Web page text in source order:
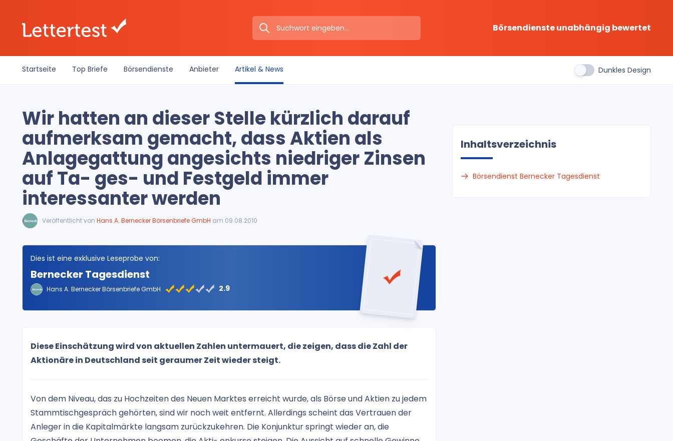
Börsendienste unabhängig bewertet
Startseite Top Briefe Börsendienste Anbieter Artikel & News Dunkles Design
Wir hatten an dieser Stelle kürzlich darauf
aufmerksam gemacht, dass Aktien als
Anlagegattung angesichts niedriger Zinsen
auf Ta- ges- und Festgeld immer
interessanter werden
Veröffentlicht von Hans A. Bernecker Börsenbriefe GmbH am 09.08.2010
Dies ist eine exklusive Leseprobe von:
Bernecker Tagesdienst
Hans A. Bernecker Börsenbriefe GmbH 2.9
Diese Einschätzung wird von aktuellen Zahlen untermauert, die zeigen, dass die Zahl der
Aktionäre in Deutschland seit geraumer Zeit wieder steigt.
Von dem Niveau, das zu Hochzeiten des Neuen Marktes erreicht wurde, als Börse und Aktien zu jedem
Stammtischgespräch gehörten, sind wir noch weit entfernt. Allerdings scheint das Vertrauen der
Anleger in die Kapitalmärkte langsam zurückzukehren. Die Konjunktur springt wieder an, die
Inhaltsverzeichnis
Börsendienst Bernecker Tagesdienst